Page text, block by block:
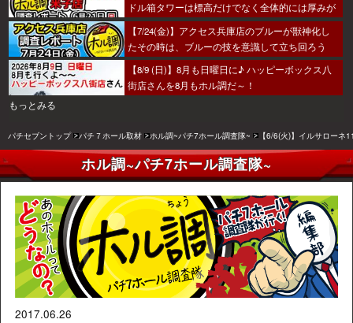
ドル箱タワーは標高だけでなく全体的には厚みが
あった～！
【7/24(金)】アクセス兵庫店のブルーが獣神化し
たその時は、ブルーの技を意識して立ち回ろう
ぞ！
【8/9 (日)】8月も日曜日に♪ ハッピーボックス八
街店さんを8月もホル調だ～！
もっとみる
パチセブントップ パチ７ホール取材 ホル調~パチ7ホール調査隊~ 【6/6(火)】イルサローネ
ホル調~パチ7ホール調査隊~
2017.06.26